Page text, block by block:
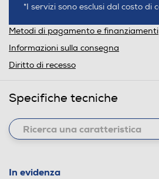
*I servizi sono esclusi dal costo di
Metodi di pagamento e finanziamenti
Informazioni sulla consegna
Diritto di recesso
Specifiche tecniche
In evidenza